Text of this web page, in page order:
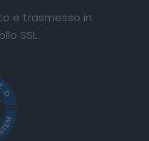
e trasmesso in
SSL.